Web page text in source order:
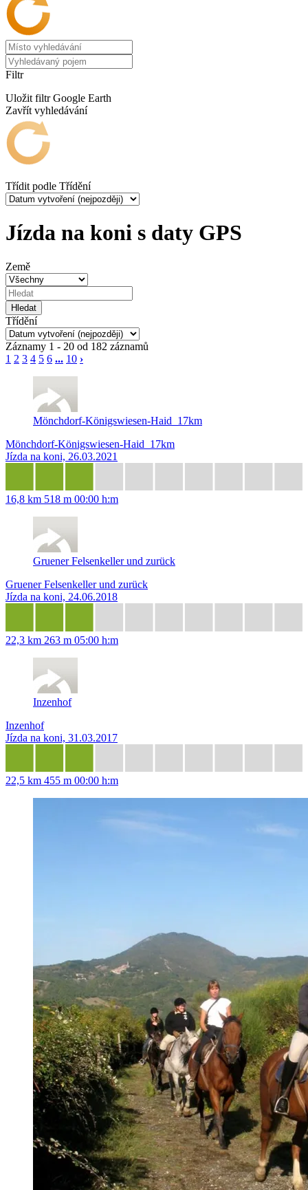
Filtr
Uložit filtr Google Earth
Zavřít vyhledávání
Třídit podle Třídění
Jízda na koni s daty GPS
Země
Třídění
Záznamy 1 - 20 od 182 záznamů
1 2 3 4 5 6 ... 10 ›
Mönchdorf-Königswiesen-Haid_17km
Mönchdorf-Königswiesen-Haid_17km
Jízda na koni, 26.03.2021
16,8 km 518 m 00:00 h:m
Gruener Felsenkeller und zurück
Gruener Felsenkeller und zurück
Jízda na koni, 24.06.2018
22,3 km 263 m 05:00 h:m
Inzenhof
Inzenhof
Jízda na koni, 31.03.2017
22,5 km 455 m 00:00 h:m